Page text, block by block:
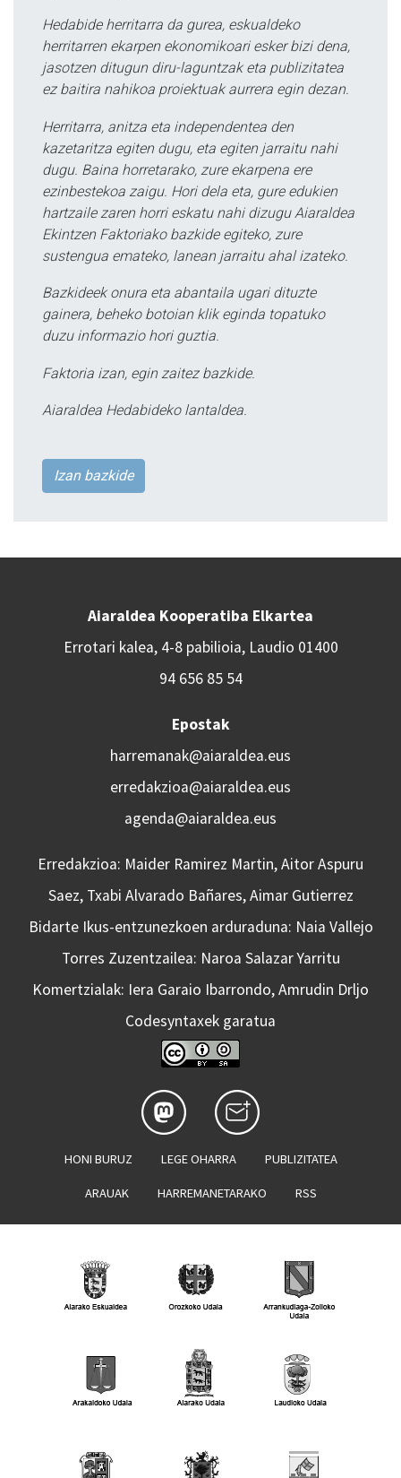
Hedabide herritarra da gurea, eskualdeko
herritarren ekarpen ekonomikoari esker bizi dena,
jasotzen ditugun diru-laguntzak eta publizitatea
ez baitira nahikoa proiektuak aurrera egin dezan.
Herritarra, anitza eta independentea den
kazetaritza egiten dugu, eta egiten jarraitu nahi
dugu. Baina horretarako, zure ekarpena ere
ezinbestekoa zaigu. Hori dela eta, gure edukien
hartzaile zaren horri eskatu nahi dizugu Aiaraldea
Ekintzen Faktoriako bazkide egiteko, zure
sustengua emateko, lanean jarraitu ahal izateko.
Bazkideek onura eta abantaila ugari dituzte
gainera, beheko botoian klik eginda topatuko
duzu informazio hori guztia.
Faktoria izan, egin zaitez bazkide.
Aiaraldea Hedabideko lantaldea.
Izan bazkide
Aiaraldea Kooperatiba Elkartea
Errotari kalea, 4-8 pabilioia, Laudio 01400
94 656 85 54
Epostak
harremanak@aiaraldea.eus
erredakzioa@aiaraldea.eus
agenda@aiaraldea.eus
Erredakzioa: Maider Ramirez Martin, Aitor Aspuru
Saez, Txabi Alvarado Bañares, Aimar Gutierrez
Bidarte Ikus-entzunezkoen arduraduna: Naia Vallejo
Torres Zuzentzailea: Naroa Salazar Yarritu
Komertzialak: Iera Garaio Ibarrondo, Amrudin Drljo
Codesyntaxek garatua
HONI BURUZ LEGE OHARRA PUBLIZITATEA
ARAUAK HARREMANETARAKO RSS